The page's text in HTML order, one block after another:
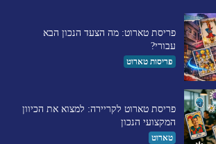
פריסת טארוט: מה הצעד הנכון הבא
עבורי?
פריסות טארוט
פריסת טארוט לקריירה: למצוא את הכיוון
המקצועי הנכון
טארוט